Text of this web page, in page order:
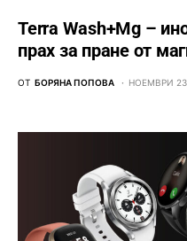
Terra Wash+Mg –
прах за пране от
ОТ БОРЯНА ПОПОВА НОЕМВРИ